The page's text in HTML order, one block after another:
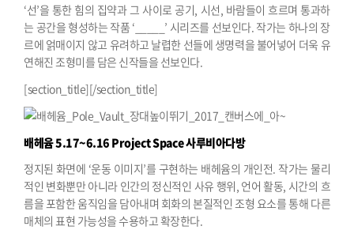
‘선’을 통한 힘의 집약과 그 사이로 공기, 시선, 바람들이 흐르며 통과하
는 공간을 형성하는 작품 ‘_____’ 시리즈를 선보인다. 작가는 하나의 장
르에 얽매이지 않고 유려하고 날렵한 선들에 생명력을 불어넣어 더욱 유
연해진 조형미를 담은 신작들을 선보인다.
[section_title][/section_title]
배헤윰5.17~6.16 Project Space 사루비아다방
정지된 화면에 ‘운동 이미지’를 구현하는 배헤윰의 개인전. 작가는 물리
적인 변화뿐만 아니라 인간의 정신적인 사유 행위, 언어 활동, 시간의 흐
름을 포함한 움직임을 담아내며 회화의 본질적인 조형 요소를 통해 다른
매체의 표현 가능성을 수용하고 확장한다.